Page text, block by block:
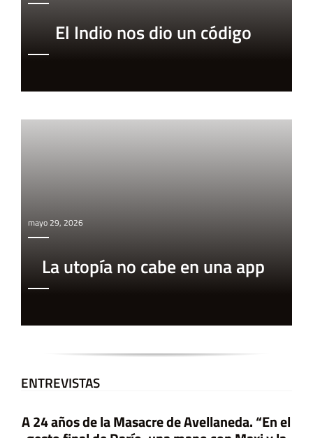
El Indio nos dio un código
mayo 29, 2026
La utopía no cabe en una app
ENTREVISTAS
Masacre de Avellaneda. “En el
Darío, una mano con Maxi y la
los represores, ahí anida un